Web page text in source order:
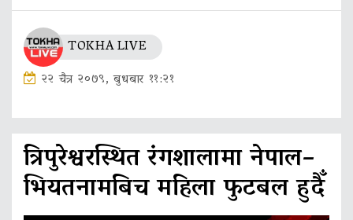
TOKHA LIVE
२२ चैत्र २०७९, बुधबार ११:२१
त्रिपुरेश्वरस्थित रंगशालामा नेपाल–
भियतनामबिच महिला फुटबल हुदैँ